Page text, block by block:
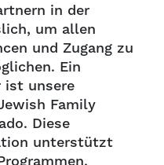
in der
um allen
und Zugang zu
Ein
ist unsere
Family
Diese
unterstützt